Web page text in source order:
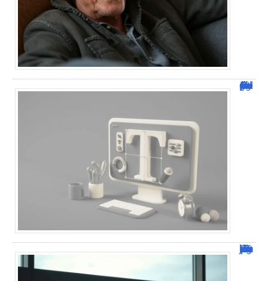
Dafont Police : guide complet pour télécharger !
Combien de jour pour un décès d’un parent à l’étranger ?